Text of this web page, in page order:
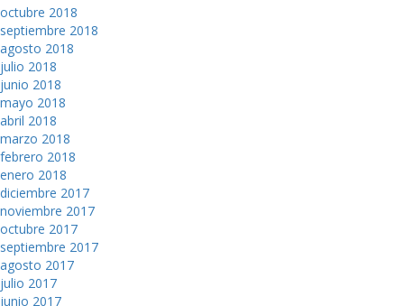
octubre 2018
septiembre 2018
agosto 2018
julio 2018
junio 2018
mayo 2018
abril 2018
marzo 2018
febrero 2018
enero 2018
diciembre 2017
noviembre 2017
octubre 2017
septiembre 2017
agosto 2017
julio 2017
junio 2017